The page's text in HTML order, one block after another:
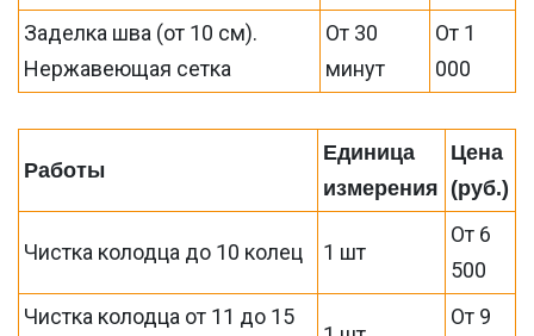
Заделка шва (от 10 см).
Нержавеющая сетка
От 30
минут
От 1
000
Работы
Единица
измерения
Цена
(руб.)
Чистка колодца до 10 колец 1 шт
От 6
500
Чистка колодца от 11 до 15
От 9